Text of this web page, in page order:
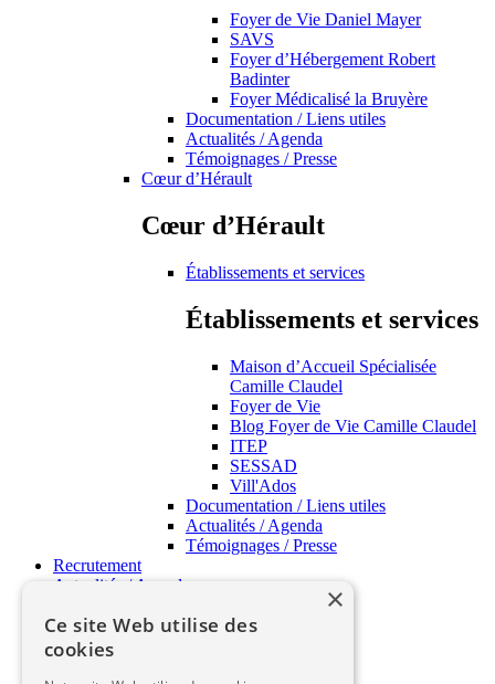
Foyer de Vie Daniel Mayer
SAVS
Foyer d’Hébergement Robert
Badinter
Foyer Médicalisé la Bruyère
Documentation / Liens utiles
Actualités / Agenda
Témoignages / Presse
Cœur d’Hérault
Cœur d’Hérault
Établissements et services
Établissements et services
Maison d’Accueil Spécialisée
Camille Claudel
Foyer de Vie
Blog Foyer de Vie Camille Claudel
ITEP
SESSAD
Vill'Ados
Documentation / Liens utiles
Actualités / Agenda
Témoignages / Presse
Recrutement
Actualités / Agenda
APSH34 Pratique
×
Ce site Web utilise des
cookies